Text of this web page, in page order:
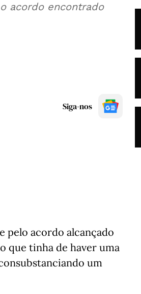
acordo encontrado
Siga-nos
pelo acordo alcançado
que tinha de haver uma
um